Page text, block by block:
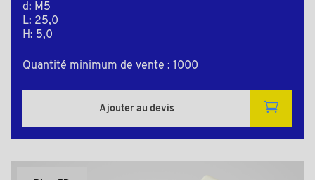
d: M5
L: 25,0
H: 5,0
Quantité minimum de vente : 1000
Ajouter au devis